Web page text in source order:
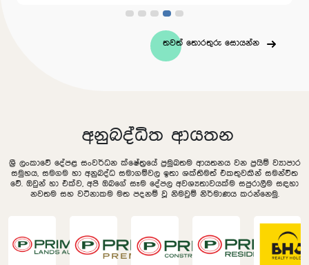
තවත් තොරතුරු සොයන්න
අනුබද්ධිත ආයතන
ශ්‍රී ලංකාවේ දේපළ සංවර්ධන ක්ෂේත්‍රයේ ප්‍රමුඛතම ආයතනය වන ප්‍රයිම් ව්‍යාපාර
සමුහය, සමගම හා අනුබද්ධ සමාගම්වල ඉතා ශක්තිමත් එකතුවකින් සමන්විත
වේ. ඔවුන් හා එක්ව, අපි ඔබගේ සෑම දේපල අවශ්‍යතාවයක්ම සපුරාලීම සඳහා
නවතම සහ වටිනාකම මත පදනම් වූ නිමවුම් නිර්මාණය කරන්නෙමු.